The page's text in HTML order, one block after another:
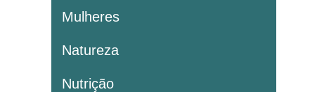
Mulheres
Natureza
Nutrição